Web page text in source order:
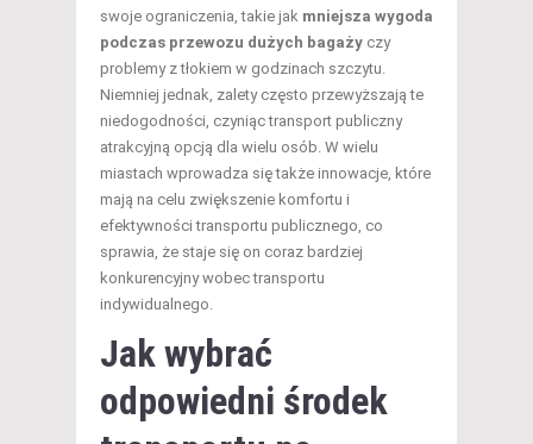
swoje ograniczenia, takie jak mniejsza wygoda
podczas przewozu dużych bagaży czy
problemy z tłokiem w godzinach szczytu.
Niemniej jednak, zalety często przewyższają te
niedogodności, czyniąc transport publiczny
atrakcyjną opcją dla wielu osób. W wielu
miastach wprowadza się także innowacje, które
mają na celu zwiększenie komfortu i
efektywności transportu publicznego, co
sprawia, że staje się on coraz bardziej
konkurencyjny wobec transportu
indywidualnego.
Jak wybrać
odpowiedni środek